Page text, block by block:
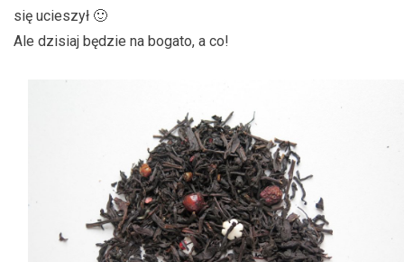
się ucieszył 🙂
Ale dzisiaj będzie na bogato, a co!